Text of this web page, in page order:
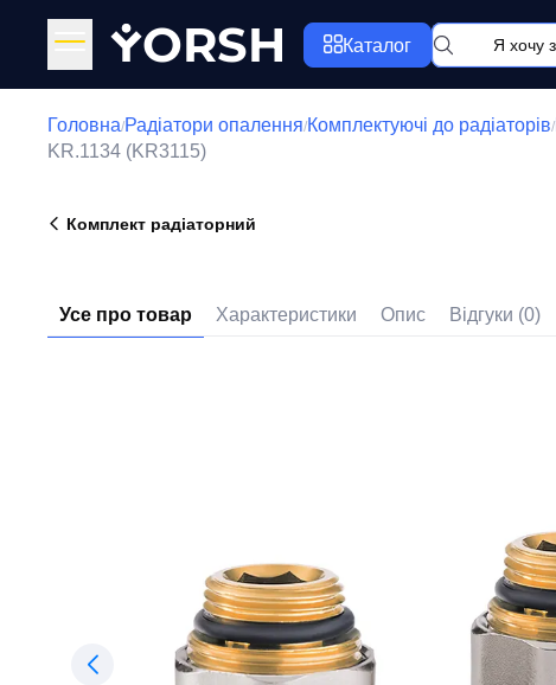
YORSH Каталог
Головна/Радіатори опалення/Комплектуючі до радіаторів/
KR.1134 (KR3115)
Комплект радіаторний
Усе про товар Характеристики Опис Відгуки (0)